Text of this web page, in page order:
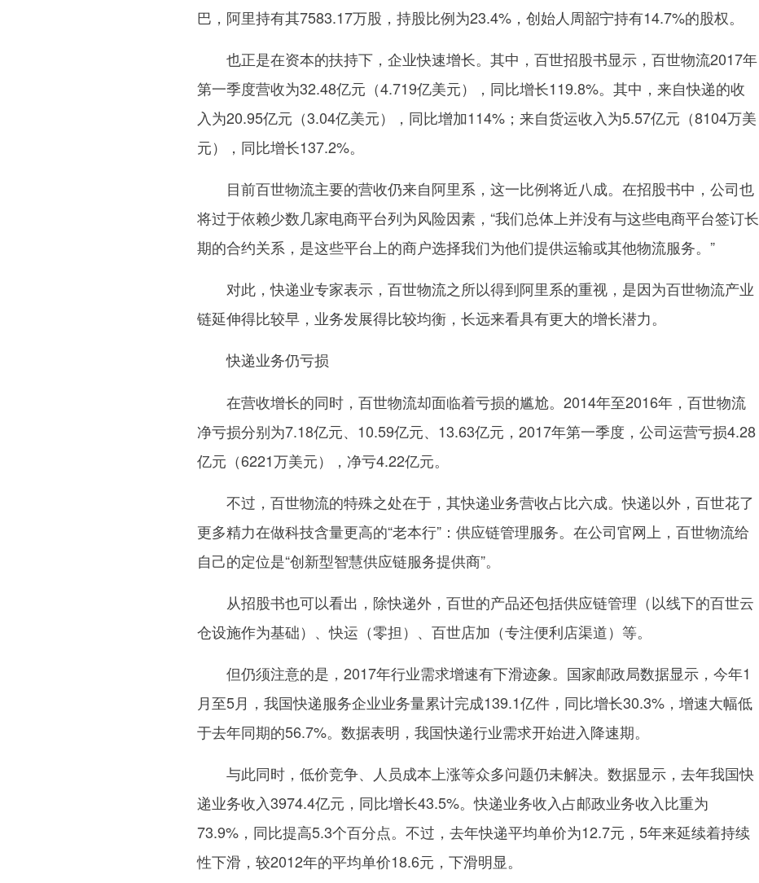
巴，阿里持有其7583.17万股，持股比例为23.4%，创始人周韶宁持有14.7%的股权。
也正是在资本的扶持下，企业快速增长。其中，百世招股书显示，百世物流2017年
第一季度营收为32.48亿元（4.719亿美元），同比增长119.8%。其中，来自快递的收
入为20.95亿元（3.04亿美元），同比增加114%；来自货运收入为5.57亿元（8104万美
元），同比增长137.2%。
目前百世物流主要的营收仍来自阿里系，这一比例将近八成。在招股书中，公司也
将过于依赖少数几家电商平台列为风险因素，“我们总体上并没有与这些电商平台签订长
期的合约关系，是这些平台上的商户选择我们为他们提供运输或其他物流服务。”
对此，快递业专家表示，百世物流之所以得到阿里系的重视，是因为百世物流产业
链延伸得比较早，业务发展得比较均衡，长远来看具有更大的增长潜力。
快递业务仍亏损
在营收增长的同时，百世物流却面临着亏损的尴尬。2014年至2016年，百世物流
净亏损分别为7.18亿元、10.59亿元、13.63亿元，2017年第一季度，公司运营亏损4.28
亿元（6221万美元），净亏4.22亿元。
不过，百世物流的特殊之处在于，其快递业务营收占比六成。快递以外，百世花了
更多精力在做科技含量更高的“老本行”：供应链管理服务。在公司官网上，百世物流给
自己的定位是“创新型智慧供应链服务提供商”。
从招股书也可以看出，除快递外，百世的产品还包括供应链管理（以线下的百世云
仓设施作为基础）、快运（零担）、百世店加（专注便利店渠道）等。
但仍须注意的是，2017年行业需求增速有下滑迹象。国家邮政局数据显示，今年1
月至5月，我国快递服务企业业务量累计完成139.1亿件，同比增长30.3%，增速大幅低
于去年同期的56.7%。数据表明，我国快递行业需求开始进入降速期。
与此同时，低价竞争、人员成本上涨等众多问题仍未解决。数据显示，去年我国快
递业务收入3974.4亿元，同比增长43.5%。快递业务收入占邮政业务收入比重为
73.9%，同比提高5.3个百分点。不过，去年快递平均单价为12.7元，5年来延续着持续
性下滑，较2012年的平均单价18.6元，下滑明显。